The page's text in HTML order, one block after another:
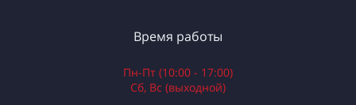
Время работы
Пн-Пт (10:00 - 17:00)
Сб, Вс (выходной)